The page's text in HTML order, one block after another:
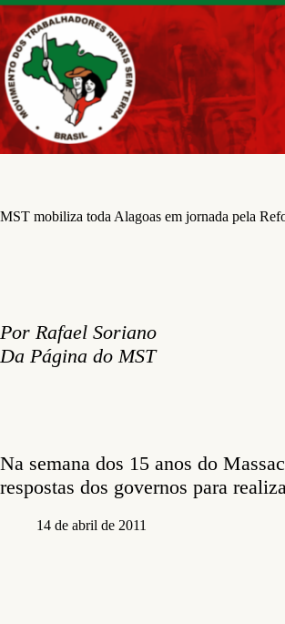
Pular
para
o
conteúdo
MST mobiliza toda Alagoas em jornada pela
Por Rafael Soriano
Da Página do MST
Na semana dos 15 anos do
respostas dos governos para
14 de abril de 2011